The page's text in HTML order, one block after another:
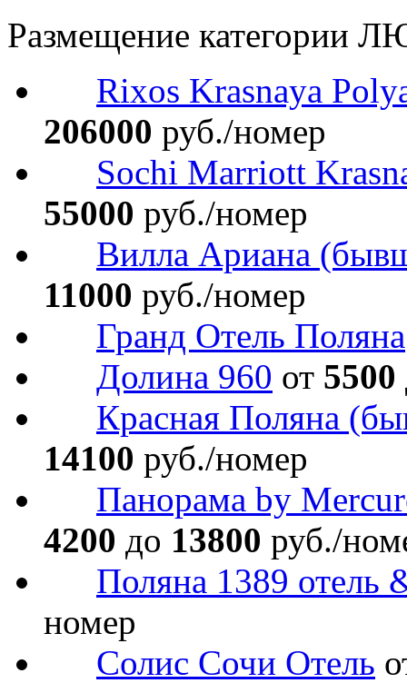
Размещение категории
Rixos Krasnaya
206000 руб./номер
Sochi Marriott
55000 руб./номер
Вилла Ариана
11000 руб./номер
Гранд Отель Поляна
Долина 960 от 5500
Красная Поляна
14100 руб./номер
Панорама by
4200 до 13800 руб./
Поляна 1389 отель
номер
Солис Сочи Отель